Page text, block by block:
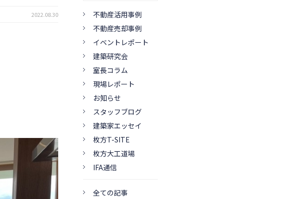
2022.08.30
不動産活用事例
不動産売却事例
イベントレポート
建築研究会
室長コラム
現場レポート
お知らせ
スタッフブログ
建築家エッセイ
枚方T-SITE
枚方大工道場
IFA通信
全ての記事